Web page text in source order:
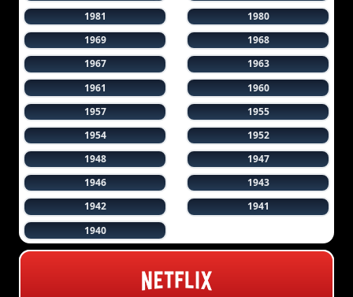
1981
1980
1969
1968
1967
1963
1961
1960
1957
1955
1954
1952
1948
1947
1946
1943
1942
1941
1940